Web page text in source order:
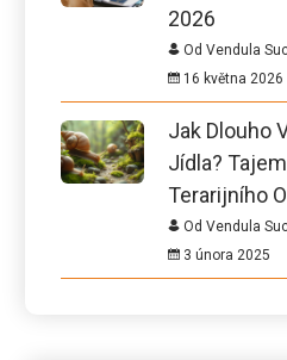
2026
Od Vendula
16 května 2026
Jak Dlouho
Jídla?
Terarijního
Od Vendula
3 února 2025